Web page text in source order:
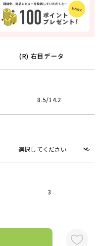
(R) 右目データ
8.5/14.2
3